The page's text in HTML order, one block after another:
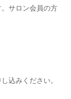
サロン会員の方
込みください。